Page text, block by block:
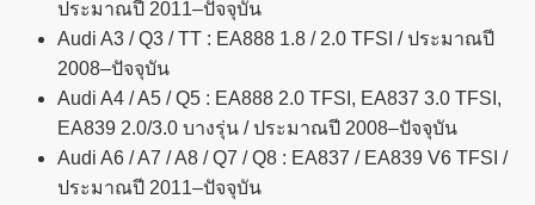
ประมาณปี 2011–ปัจจุบัน
Audi A3 / Q3 / TT : EA888 1.8 / 2.0 TFSI / ประมาณปี
2008–ปัจจุบัน
Audi A4 / A5 / Q5 : EA888 2.0 TFSI, EA837 3.0 TFSI,
EA839 2.0/3.0 บางรุ่น / ประมาณปี 2008–ปัจจุบัน
Audi A6 / A7 / A8 / Q7 / Q8 : EA837 / EA839 V6 TFSI /
ประมาณปี 2011–ปัจจุบัน